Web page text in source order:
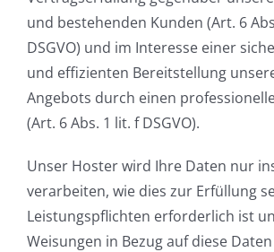
und bestehenden Kunden (Art. 6
DSGVO) und im Interesse einer
und effizienten Bereitstellung
Angebots durch einen
(Art. 6 Abs. 1 lit. f DSGVO).
Unser Hoster wird Ihre Daten nur
verarbeiten, wie dies zur Erfüllung
Leistungspflichten erforderlich ist
Weisungen in Bezug auf diese